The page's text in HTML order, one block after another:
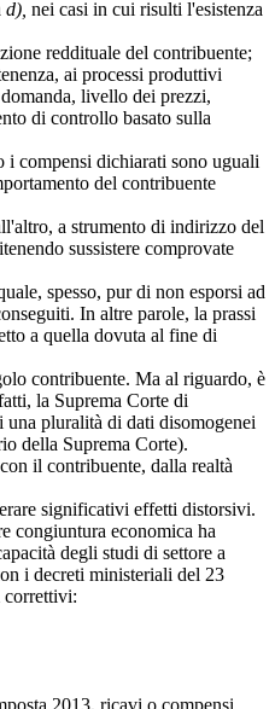
d), nei casi in cui risulti l'esistenza
reddituale del contribuente;
ai processi produttivi
livello dei prezzi,
di controllo basato sulla
compensi dichiarati sono uguali
del contribuente
a strumento di indirizzo del
sussistere comprovate
spesso, pur di non esporsi ad
In altre parole, la prassi
a quella dovuta al fine di
contribuente. Ma al riguardo, è
la Suprema Corte di
una pluralità di dati disomogenei
della Suprema Corte).
il contribuente, dalla realtà
significativi effetti distorsivi.
congiuntura economica ha
degli studi di settore a
i decreti ministeriali del 23
correttivi:
2013, ricavi o compensi